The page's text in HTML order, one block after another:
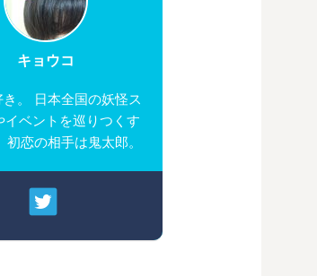
キョウコ
。 日本全国の妖怪ス
イベントを巡りつくす
初恋の相手は鬼太郎。